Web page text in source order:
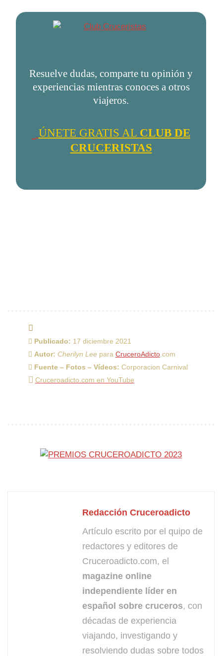
Resuelve dudas, comparte tu opinión y
experiencias mientras conoces a otros
viajeros.
ÚNETE GRATIS AL CLUB DE
CRUCERISTAS
Publicado: 17 diciembre 2021
Autor: Cherilyn Leepara CruceroAdicto.com
Fuente – Fotos – Vídeos: Corporacion Carnival
Cruceroadicto.com en YouTube
Redacción Cruceroadicto
Artículo escrito por el quipo de
redactores y editores de
Cruceroadicto.com, el
magazine online
independiente líder en
español sobre cruceros, con
décadas de experiencia
viajando, investigando y
resolviendo dudas sobre todos